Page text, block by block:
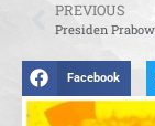
PREVIOUS
Facebook